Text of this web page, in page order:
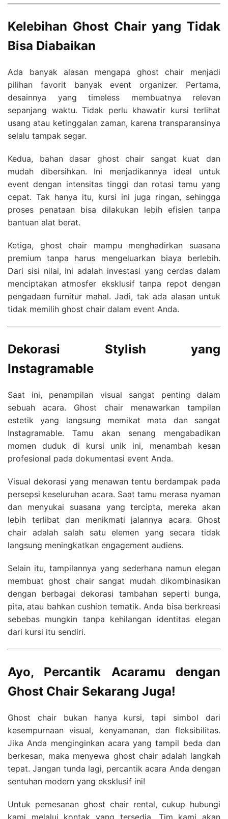
Kelebihan Ghost Chair yang Tidak
Bisa Diabaikan
Ada banyak alasan mengapa ghost chair menjadi
pilihan favorit banyak event organizer. Pertama,
desainnya yang timeless membuatnya relevan
sepanjang waktu. Tidak perlu khawatir kursi terlihat
usang atau ketinggalan zaman, karena transparansinya
selalu tampak segar.
Kedua, bahan dasar ghost chair sangat kuat dan
mudah dibersihkan. Ini menjadikannya ideal untuk
event dengan intensitas tinggi dan rotasi tamu yang
cepat. Tak hanya itu, kursi ini juga ringan, sehingga
proses penataan bisa dilakukan lebih efisien tanpa
bantuan alat berat.
Ketiga, ghost chair mampu menghadirkan suasana
premium tanpa harus mengeluarkan biaya berlebih.
Dari sisi nilai, ini adalah investasi yang cerdas dalam
menciptakan atmosfer eksklusif tanpa repot dengan
pengadaan furnitur mahal. Jadi, tak ada alasan untuk
tidak memilih ghost chair dalam event Anda.
Dekorasi Stylish yang
Instagramable
Saat ini, penampilan visual sangat penting dalam
sebuah acara. Ghost chair menawarkan tampilan
estetik yang langsung memikat mata dan sangat
Instagramable. Tamu akan senang mengabadikan
momen duduk di kursi unik ini, menambah kesan
profesional pada dokumentasi event Anda.
Visual dekorasi yang menawan tentu berdampak pada
persepsi keseluruhan acara. Saat tamu merasa nyaman
dan menyukai suasana yang tercipta, mereka akan
lebih terlibat dan menikmati jalannya acara. Ghost
chair adalah salah satu elemen yang secara tidak
langsung meningkatkan engagement audiens.
Selain itu, tampilannya yang sederhana namun elegan
membuat ghost chair sangat mudah dikombinasikan
dengan berbagai dekorasi tambahan seperti bunga,
pita, atau bahkan cushion tematik. Anda bisa berkreasi
sebebas mungkin tanpa kehilangan identitas elegan
dari kursi itu sendiri.
Ayo, Percantik Acaramu dengan
Ghost Chair Sekarang Juga!
Ghost chair bukan hanya kursi, tapi simbol dari
kesempurnaan visual, kenyamanan, dan fleksibilitas.
Jika Anda menginginkan acara yang tampil beda dan
berkesan, maka menyewa ghost chair adalah langkah
tepat. Jangan tunda lagi, percantik acara Anda dengan
sentuhan modern yang eksklusif ini!
Untuk pemesanan ghost chair rental, cukup hubungi
kami melalui kontak yang tersedia. Tim kami akan